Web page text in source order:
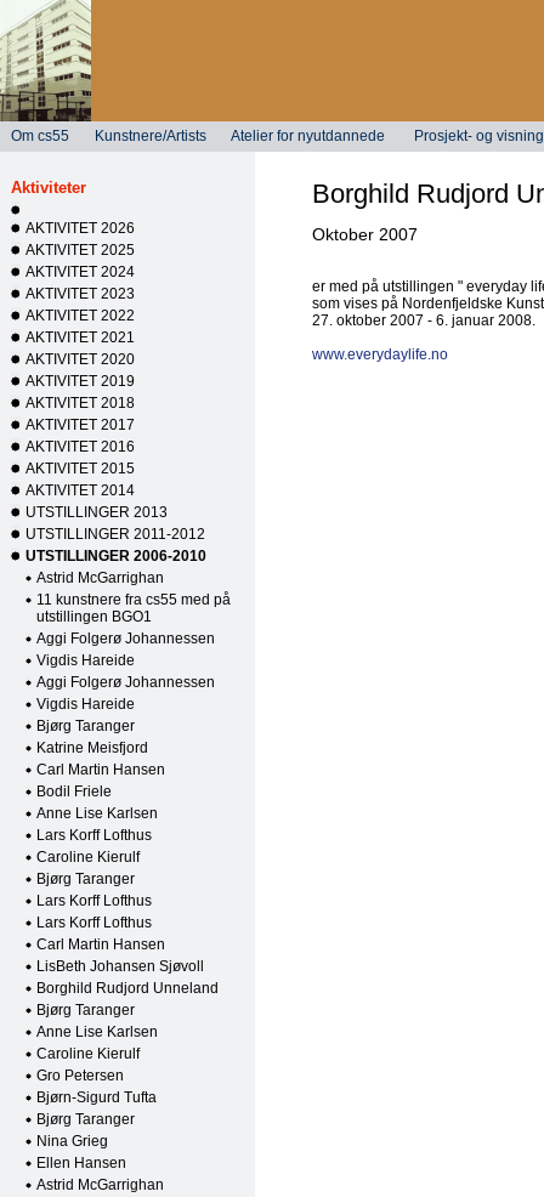
Om cs55 Kunstnere/Artists Atelier for nyutdannede Prosjekt- og
Aktiviteter
AKTIVITET 2026
AKTIVITET 2025
AKTIVITET 2024
AKTIVITET 2023
AKTIVITET 2022
AKTIVITET 2021
AKTIVITET 2020
AKTIVITET 2019
AKTIVITET 2018
AKTIVITET 2017
AKTIVITET 2016
AKTIVITET 2015
AKTIVITET 2014
UTSTILLINGER 2013
UTSTILLINGER 2011-2012
UTSTILLINGER 2006-2010
Astrid McGarrighan
11 kunstnere fra cs55 med på
utstillingen BGO1
Aggi Folgerø Johannessen
Vigdis Hareide
Aggi Folgerø Johannessen
Vigdis Hareide
Bjørg Taranger
Katrine Meisfjord
Carl Martin Hansen
Bodil Friele
Anne Lise Karlsen
Lars Korff Lofthus
Caroline Kierulf
Bjørg Taranger
Lars Korff Lofthus
Lars Korff Lofthus
Carl Martin Hansen
LisBeth Johansen Sjøvoll
Borghild Rudjord Unneland
Bjørg Taranger
Anne Lise Karlsen
Caroline Kierulf
Gro Petersen
Bjørn-Sigurd Tufta
Bjørg Taranger
Nina Grieg
Ellen Hansen
Astrid McGarrighan
Borghild Rudjord
Oktober 2007
er med på utstillingen " everyday
som vises på Nordenfjeldske
27. oktober 2007 - 6. januar 2008.
www.everydaylife.no